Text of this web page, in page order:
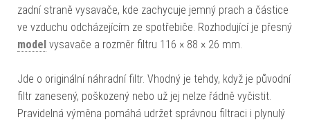
zadní straně vysavače, kde zachycuje jemný prach a částice
ve vzduchu odcházejícím ze spotřebiče. Rozhodující je přesný
model vysavače a rozměr filtru 116 × 88 × 26 mm.
Jde o originální náhradní filtr. Vhodný je tehdy, když je původní
filtr zanesený, poškozený nebo už jej nelze řádně vyčistit.
Pravidelná výměna pomáhá udržet správnou filtraci i plynulý